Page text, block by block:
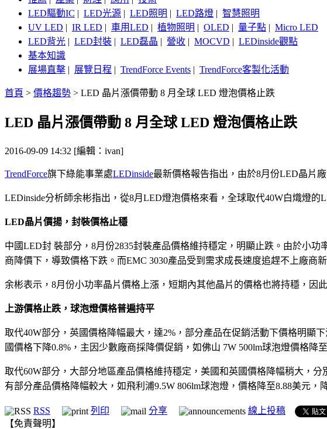
LED驅動IC | LED光源 | LED照明 | LED路燈 | 智慧照明
UV LED | IR LED | 車用LED | 植物照明 | OLED | 量子點 | Micro LED
LED背光 | LED封裝 | LED磊晶 | 營收 | MOCVD | LEDinside觀點
基本知識
展場直擊 | 展覽日程 | TrendForce Events | TrendForce客製化活動
首頁 > 價格趨勢 > LED 晶片漲價帶動 8 月全球 LED 燈泡價格止跌
LED 晶片漲價帶動 8 月全球 LED 燈泡價格止跌
2016-09-09 14:32 [編輯：ivan]
TrendForce旗下綠能事業處LEDinside最新價格報告指出，由於8月份LED晶片
LEDinside分析師余彬指出，從8月LED燈泡價格來看，全球取代40W白熾燈
LED晶片價揚，封裝價格止穩
中國LED封 裝部分，8月份2835封裝產品價格維持穩定，明顯止跌。由於小
商降價下，導致價格下跌。而EMC 3030產品受到需求成長速度追趕不上廠商
余彬表示，8月份小功率晶片價格上漲，短期內其他晶片的價格也將持穩，因
上游價格止跌，球泡燈價格普遍持平
取代40W部分，英國價格降幅最大，達2%，部分產品在促銷活動下價格明顯
國價格下降0.8%，主因少數廠商採降價促銷，如佛山 7W 500lm球泡燈價格降
取代60W部分，大部分地區產品價格維持穩定，美國和英國價格降幅稍大，
有部分產品價格降幅較大，如飛利浦9.5W 806lm球泡燈，價格降至8.88美元，
RSS 列印 分享
線上投稿
【免責聲明】